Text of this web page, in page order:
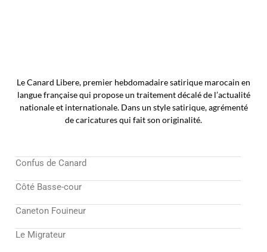
Le Canard Libere, premier hebdomadaire satirique marocain en
langue française qui propose un traitement décalé de l’actualité
nationale et internationale. Dans un style satirique, agrémenté
de caricatures qui fait son originalité.
Confus de Canard
Côté Basse-cour
Caneton Fouineur
Le Migrateur